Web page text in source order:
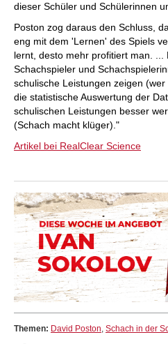
dieser Schüler und Schülerinnen
Poston zog daraus den Schluss,
eng mit dem 'Lernen' des Spiels
lernt, desto mehr profitiert man.
Schachspieler und
schulische Leistungen zeigen
die statistische Auswertung der
schulischen Leistungen besser
(Schach macht klüger)."
Artikel bei RealClear Science
Themen: David Poston, Schach in der